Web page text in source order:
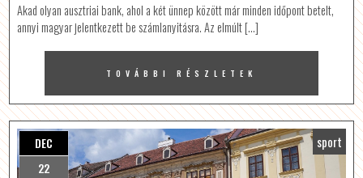
Akad olyan ausztriai bank, ahol a két ünnep között már minden időpont betelt,
annyi magyar jelentkezett be számlanyitásra. Az elmúlt […]
TOVÁBBI RÉSZLETEK
DEC
22
sport